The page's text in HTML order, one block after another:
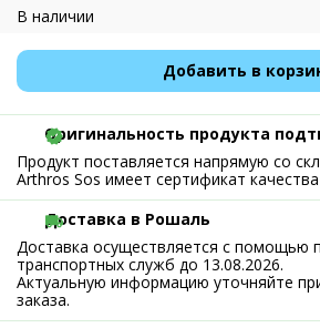
В наличии
Добавить в
Оригинальность продукта
Продукт поставляется напрямую со
Arthros Sos имеет сертификат
Доставка в Рошаль
Доставка осуществляется с помощью
транспортных служб до 13.08.2026.
Актуальную информацию уточняйте
заказа.